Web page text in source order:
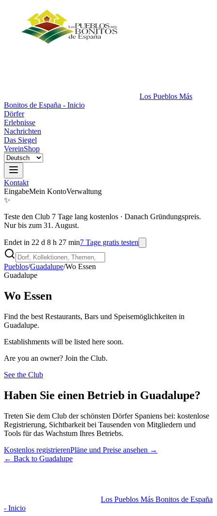
Los Pueblos Más
Bonitos de España - Inicio
Dörfer
Erlebnisse
Nachrichten
Das Siegel
VereinShop
Kontakt
EingabeMein KontoVerwaltung
✨
Teste den Club 7 Tage lang kostenlos · Danach Gründungspreis.
Nur bis zum 31. August.
Endet in 22 d 8 h 27 min7 Tage gratis testen
Pueblos/Guadalupe/Wo Essen
Guadalupe
Wo Essen
Find the best Restaurants, Bars und Speisemöglichkeiten in
Guadalupe.
Establishments will be listed here soon.
Are you an owner? Join the Club.
See the Club
Haben Sie einen Betrieb in Guadalupe?
Treten Sie dem Club der schönsten Dörfer Spaniens bei: kostenlose
Registrierung, Sichtbarkeit bei Tausenden von Mitgliedern und
Tools für das Wachstum Ihres Betriebs.
Kostenlos registrierenPläne und Preise ansehen →
← Back to Guadalupe
Los Pueblos Más Bonitos de España
- Inicio